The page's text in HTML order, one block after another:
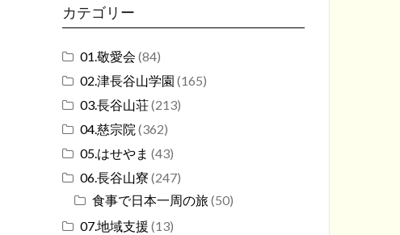
カテゴリー
01.敬愛会 (84)
02.津長谷山学園 (165)
03.長谷山荘(213)
04.慈宗院 (362)
05.はせやま (43)
06.長谷山寮 (247)
食事で日本一周の旅 (50)
07.地域支援 (13)